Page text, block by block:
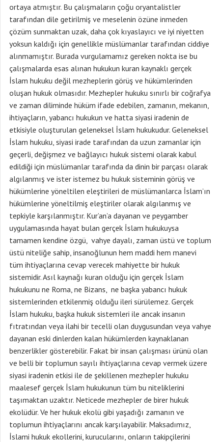
ortaya atmıştır. Bu çalışmaların çoğu oryantalistler
tarafından dile getirilmiş ve meselenin özüne inmeden
çözüm sunmaktan uzak, daha çok kıyaslayıcı ve iyi niyetten
yoksun kaldığı için genellikle müslümanlar tarafından ciddiye
alınmamıştır. Burada vurgulamamız gereken nokta ise bu
çalışmalarda esas alınan hukukun kuran kaynaklı gerçek
İslam hukuku değil mezheplerin görüş ve hükümlerinden
oluşan hukuk olmasıdır. Mezhepler hukuku sınırlı bir coğrafya
ve zaman diliminde hüküm ifade edebilen, zamanın, mekanın,
ihtiyaçların, yabancı hukukun ve hatta siyasi iradenin de
etkisiyle oluşturulan geleneksel İslam hukukudur. Geleneksel
İslam hukuku, siyasi irade tarafından da uzun zamanlar için
geçerli, değişmez ve bağlayıcı hukuk sistemi olarak kabul
edildiği için müslümanlar tarafında da dinin bir parçası olarak
algılanmış ve ister istemez bu hukuk sisteminin görüş ve
hükümlerine yöneltilen eleştirileri de müslümanlarca İslam’ın
hükümlerine yöneltilmiş eleştiriler olarak algılanmış ve
tepkiyle karşılanmıştır. Kur’an’a dayanan ve peygamber
uygulamasında hayat bulan gerçek İslam hukukuysa
tamamen kendine özgü, vahye dayalı, zaman üstü ve toplum
üstü niteliğe sahip, insanoğlunun hem maddi hem manevi
tüm ihtiyaçlarına cevap verecek mahiyette bir hukuk
sistemidir. Asıl kaynağı kuran olduğu için gerçek İslam
hukukunu ne Roma, ne Bizans, ne başka yabancı hukuk
sistemlerinden etkilenmiş olduğu ileri sürülemez. Gerçek
İslam hukuku, başka hukuk sistemleri ile ancak insanın
fıtratından veya ilahi bir tecelli olan duygusundan veya vahye
dayanan eski dinlerden kalan hükümlerden kaynaklanan
benzerlikler gösterebilir. Fakat bir insan çalışması ürünü olan
ve belli bir toplumun sayılı ihtiyaçlarına cevap vermek üzere
siyasi iradenin etkisi ile de şekillenen mezhepler hukuku
maalesef gerçek İslam hukukunun tüm bu niteliklerini
taşımaktan uzaktır. Neticede mezhepler de birer hukuk
ekolüdür. Ve her hukuk ekolü gibi yaşadığı zamanın ve
toplumun ihtiyaçlarını ancak karşılayabilir. Maksadımız,
İslami hukuk ekollerini, kurucularını, onların takipçilerini